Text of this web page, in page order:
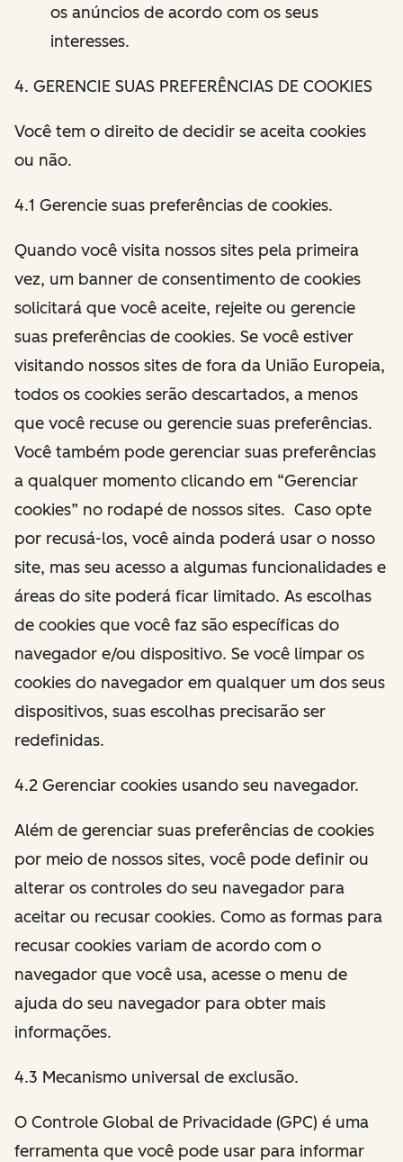
os anúncios de acordo com os seus
interesses.
4. GERENCIE SUAS PREFERÊNCIAS DE COOKIES
Você tem o direito de decidir se aceita cookies
ou não.
4.1 Gerencie suas preferências de cookies.
Quando você visita nossos sites pela primeira
vez, um banner de consentimento de cookies
solicitará que você aceite, rejeite ou gerencie
suas preferências de cookies. Se você estiver
visitando nossos sites de fora da União Europeia,
todos os cookies serão descartados, a menos
que você recuse ou gerencie suas preferências.
Você também pode gerenciar suas preferências
a qualquer momento clicando em “Gerenciar
cookies” no rodapé de nossos sites. Caso opte
por recusá-los, você ainda poderá usar o nosso
site, mas seu acesso a algumas funcionalidades e
áreas do site poderá ficar limitado. As escolhas
de cookies que você faz são específicas do
navegador e/ou dispositivo. Se você limpar os
cookies do navegador em qualquer um dos seus
dispositivos, suas escolhas precisarão ser
redefinidas.
4.2 Gerenciar cookies usando seu navegador.
Além de gerenciar suas preferências de cookies
por meio de nossos sites, você pode definir ou
alterar os controles do seu navegador para
aceitar ou recusar cookies. Como as formas para
recusar cookies variam de acordo com o
navegador que você usa, acesse o menu de
ajuda do seu navegador para obter mais
informações.
4.3 Mecanismo universal de exclusão.
O Controle Global de Privacidade (GPC) é uma
ferramenta que você pode usar para informar